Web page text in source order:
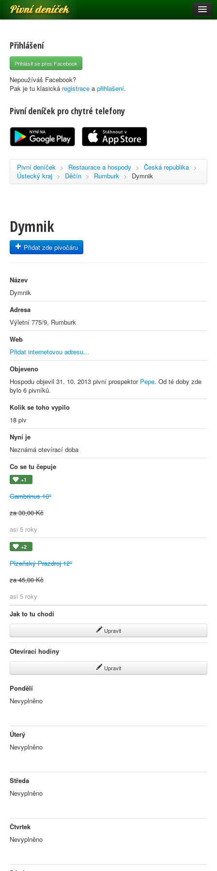
Pivní deníček
Pivní mapa
Pivní značky
Nápověda
Registrace
Přihlášení
Přihlásit se přes Facebook
Nepoužíváš Facebook?
Pak je tu klasická registrace a přihlašení.
Pivní deníček pro chytré telefony
Pivní deníček > Restaurace a hospody > Česká republika >
Ústecký kraj > Děčín > Rumburk > Dymnik
Dymnik
Přidat zde pivočáru
Název
Dymnik
Adresa
Výletní 775/9, Rumburk
Web
Přidat internetovou adresu...
Objeveno
Hospodu objevil 31. 10. 2013 pivní prospektor Pepe. Od té doby zde
bylo 6 pivníků.
Kolik se toho vypilo
18 piv
Nyní je
Neznámá otevírací doba
Co se tu čepuje
+1
Gambrinus 10°
za 30,00 Kč
asi 5 roky
+2
Plzeňský Prazdroj 12°
za 45,00 Kč
asi 5 roky
Jak to tu chodí
Upravit
Otevírací hodiny
Upravit
Pondělí
Nevyplněno
Úterý
Nevyplněno
Středa
Nevyplněno
Čtvrtek
Nevyplněno